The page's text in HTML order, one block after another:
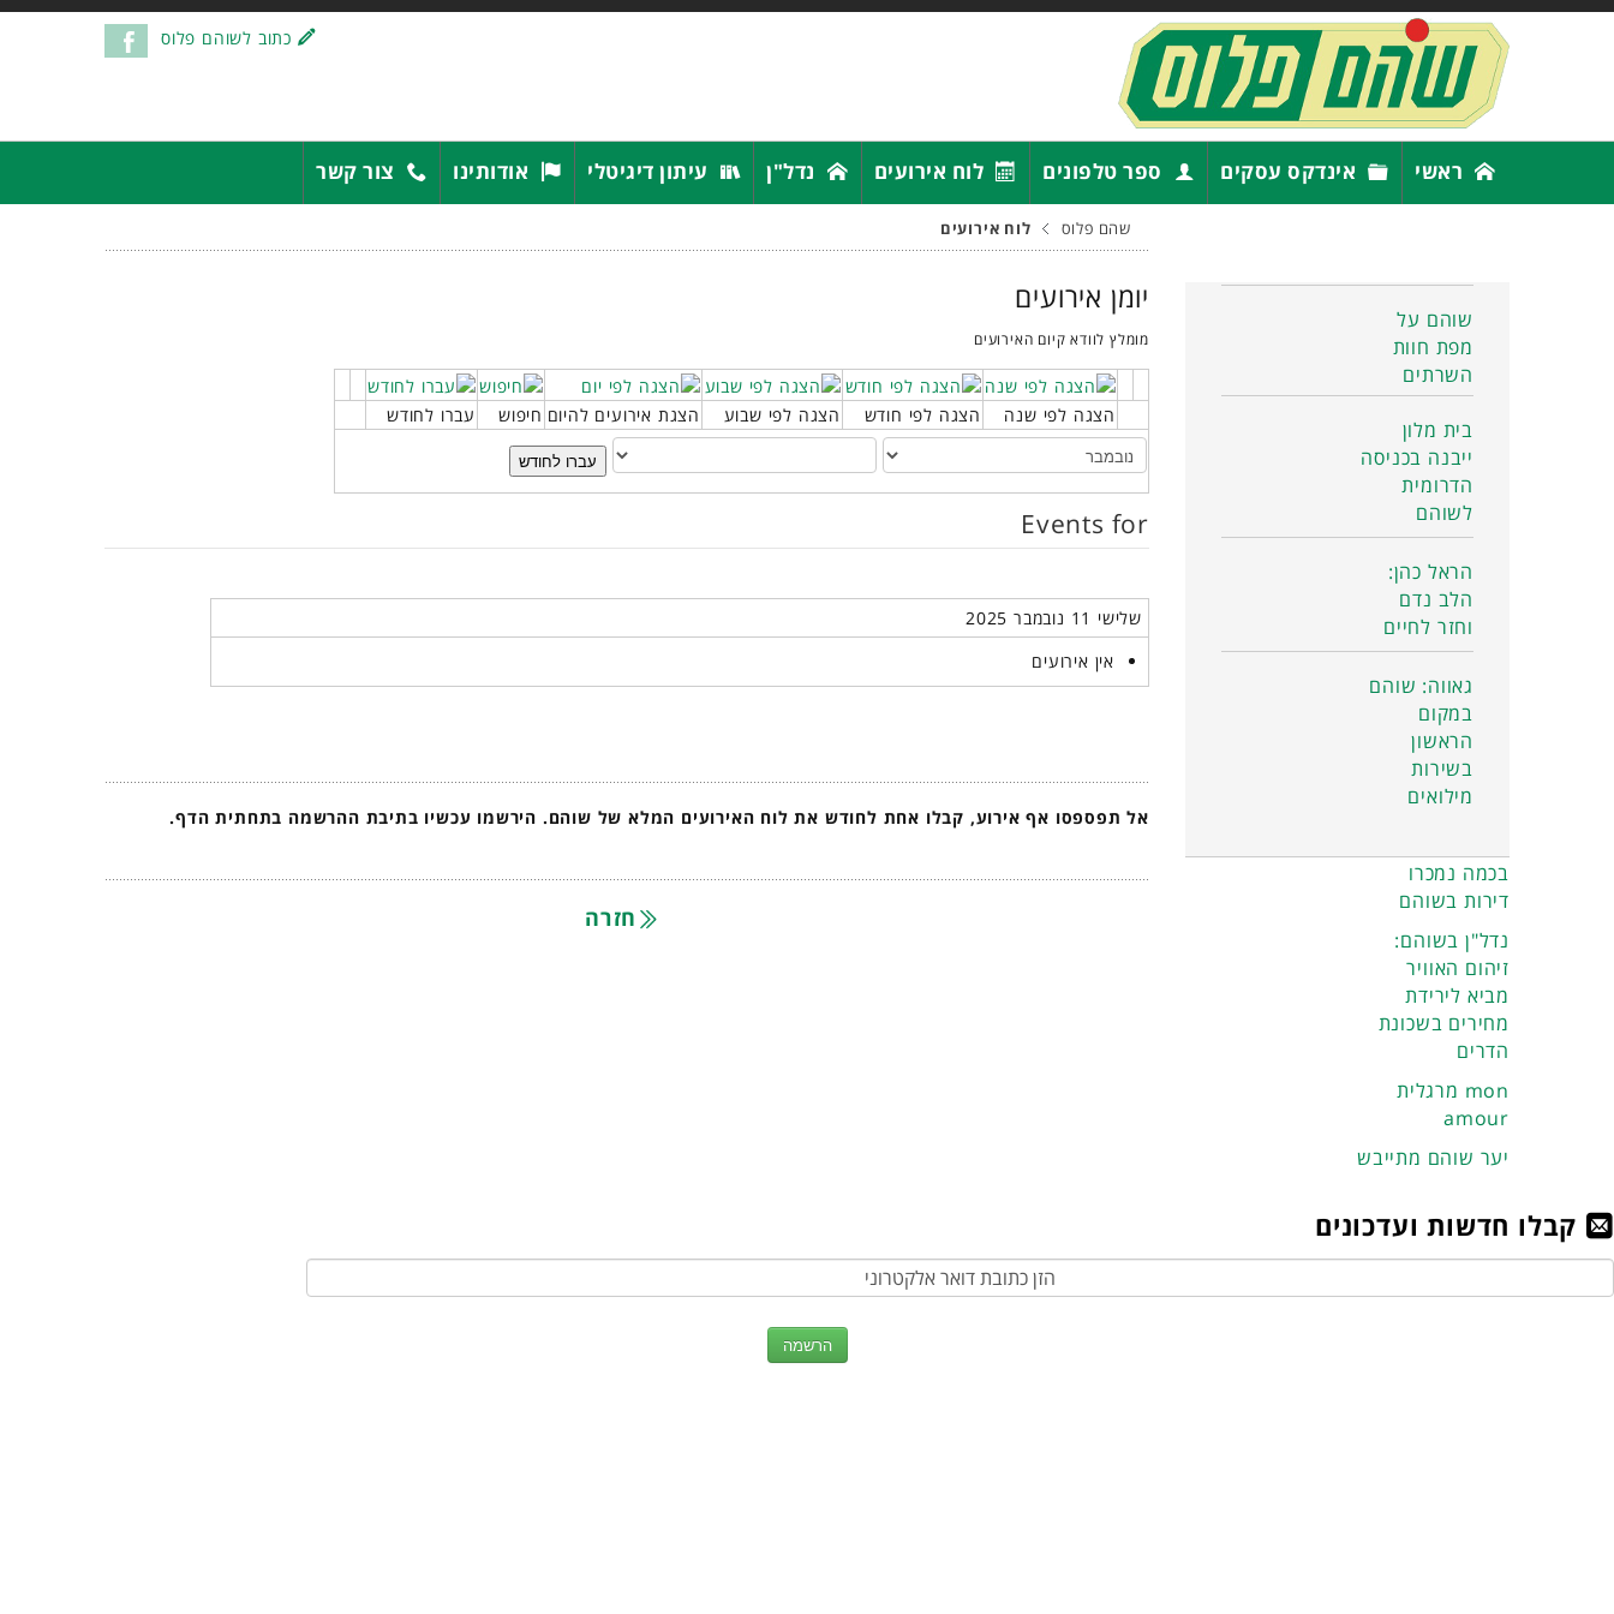
כתוב לשוהם פלוס
ראשי אינדקס עסקים ספר טלפונים לוח אירועים נדל"ן עיתון דיגיטלי אודותינו צור קשר
שהם פלוס לוח אירועים
יומן אירועים
מומלץ לוודא קיום האירועים
הצגה לפי שנה הצגה לפי חודש הצגה לפי שבוע הצגת אירועים להיום חיפוש
עברו לחודש
עברו לחודש
Events for
שלישי 11 נובמבר 2025
אין אירועים
אל תפספסו אף אירוע, קבלו אחת לחודש את לוח האירועים המלא של שוהם. הירשמו עכשיו בתיבת ההרשמה בתחתית הדף.
חזרה
שוהם על
מפת חוות
השרתים
בית מלון
ייבנה בכניסה
הדרומית
לשוהם
הראל כהן:
הלב נדם
וחזר לחיים
גאווה: שוהם
במקום
הראשון
בשירות
מילואים
בכמה נמכרו
דירות בשוהם
נדל"ן בשוהם:
זיהום האוויר
מביא לירידת
מחירים בשכונת
הדרים
מרגלית mon
amour
יער שוהם מתייבש
קבלו חדשות ועדכונים